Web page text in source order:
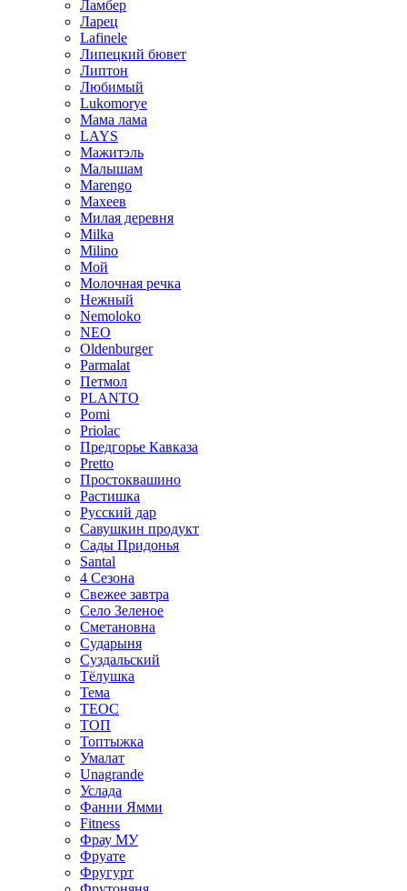
Ламбер
Ларец
Lafinele
Липецкий бювет
Липтон
Любимый
Lukomorye
Мама лама
LAYS
Мажитэль
Малышам
Marengo
Махеев
Милая деревня
Milka
Milino
Мой
Молочная речка
Нежный
Nemoloko
NEO
Oldenburger
Parmalat
Петмол
PLANTO
Pomi
Priolac
Предгорье Кавказа
Pretto
Простоквашино
Растишка
Русский дар
Савушкин продукт
Сады Придонья
Santal
4 Сезона
Свежее завтра
Село Зеленое
Сметановна
Сударыня
Суздальский
Тёлушка
Тема
ТЕОС
ТОП
Топтыжка
Умалат
Unagrande
Услада
Фанни Ямми
Fitness
Фрау МУ
Фруате
Фругурт